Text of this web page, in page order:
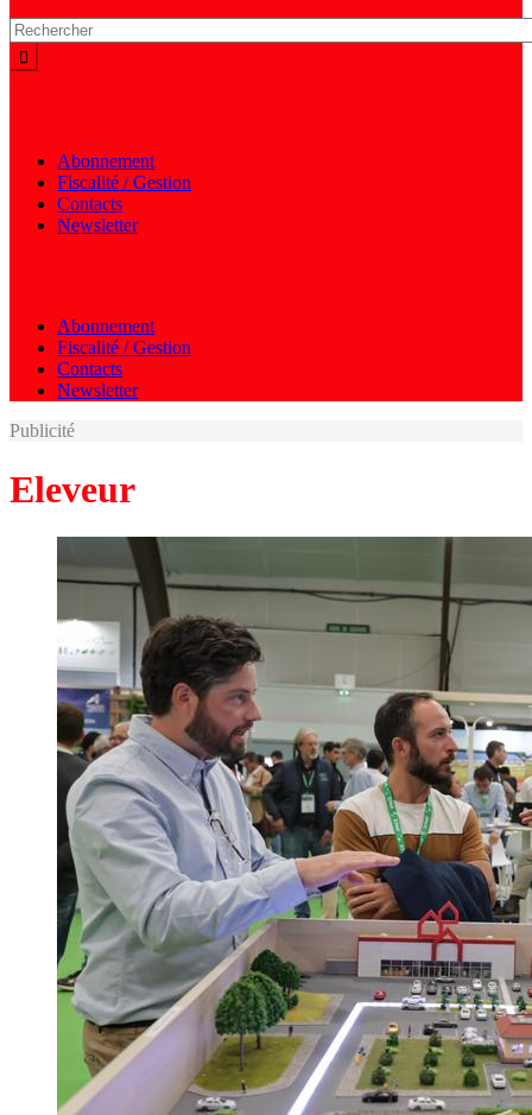
Abonnement
Fiscalité / Gestion
Contacts
Newsletter
Abonnement
Fiscalité / Gestion
Contacts
Newsletter
Publicité
Eleveur